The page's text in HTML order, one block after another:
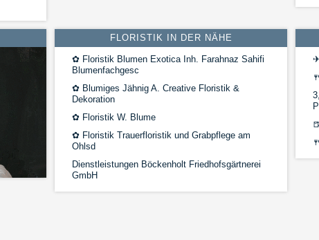
FLORISTIK IN DER NÄHE
✿ Floristik Blumen Exotica Inh. Farahnaz Sahifi
Blumenfachgesc
✿ Blumiges Jähnig A. Creative Floristik &
Dekoration
✿ Floristik W. Blume
✿ Floristik Trauerfloristik und Grabpflege am
Ohlsd
Dienstleistungen Böckenholt Friedhofsgärtnerei
GmbH
✈